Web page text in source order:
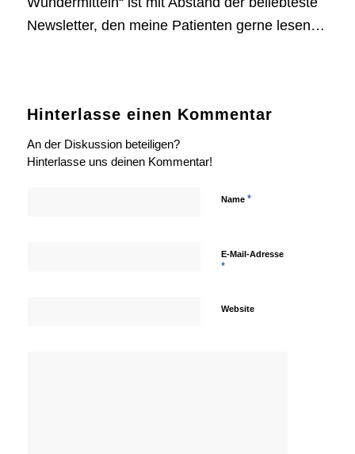
Newsletter, den meine Patienten gerne lesen…
Hinterlasse einen Kommentar
An der Diskussion beteiligen?
Hinterlasse uns deinen Kommentar!
Name *
E-Mail-Adresse
*
Website